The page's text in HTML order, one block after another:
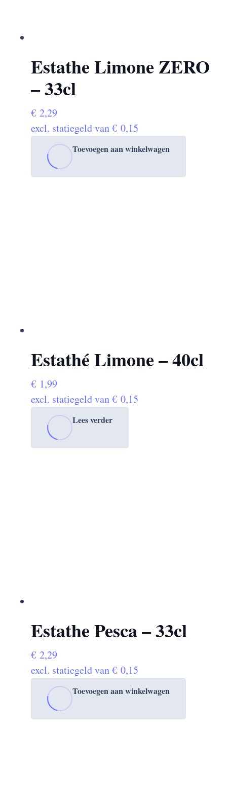
Estathe Limone ZERO
– 33cl
€ 2,29
excl. statiegeld van€ 0,15
Toevoegen aan winkelwagen
Estathé Limone – 40cl
€ 1,99
excl. statiegeld van€ 0,15
Lees verder
Estathe Pesca – 33cl
€ 2,29
excl. statiegeld van€ 0,15
Toevoegen aan winkelwagen